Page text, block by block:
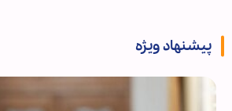
پیشنهاد ویژه